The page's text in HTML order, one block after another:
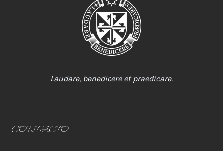
Laudare, benedicere et praedicare.
CONTACTO